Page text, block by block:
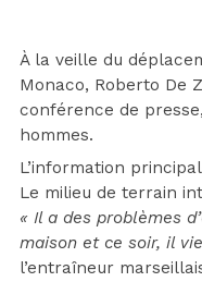
À la veille du
Monaco, Roberto De
conférence de
hommes.
L’information
Le milieu de terrain
« Il a des problèmes
maison et ce soir, il
l’entraîneur